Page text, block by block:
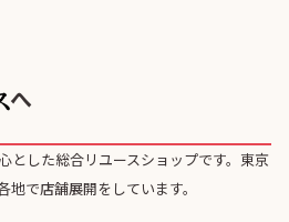
へ
とした総合リユースショップです。東京
で店舗展開をしています。